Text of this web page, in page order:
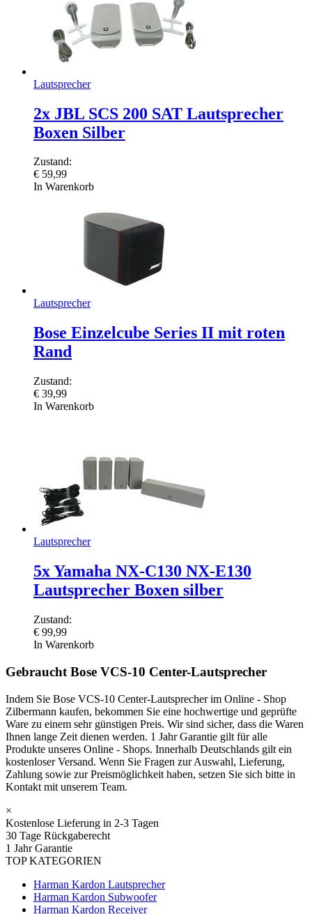
Lautsprecher
2x JBL SCS 200 SAT Lautsprecher
Boxen Silber
Zustand:
€ 59,99
In Warenkorb
Lautsprecher
Bose Einzelcube Series II mit roten
Rand
Zustand:
€ 39,99
In Warenkorb
Lautsprecher
5x Yamaha NX-C130 NX-E130
Lautsprecher Boxen silber
Zustand:
€ 99,99
In Warenkorb
Gebraucht Bose VCS-10 Center-Lautsprecher
Indem Sie Bose VCS-10 Center-Lautsprecher im Online - Shop
Zilbermann kaufen, bekommen Sie eine hochwertige und geprüfte
Ware zu einem sehr günstigen Preis. Wir sind sicher, dass die Waren
Ihnen lange Zeit dienen werden. 1 Jahr Garantie gilt für alle
Produkte unseres Online - Shops. Innerhalb Deutschlands gilt ein
kostenloser Versand. Wenn Sie Fragen zur Auswahl, Lieferung,
Zahlung sowie zur Preismöglichkeit haben, setzen Sie sich bitte in
Kontakt mit unserem Team.
×
Kostenlose Lieferung in 2-3 Tagen
30 Tage Rückgaberecht
1 Jahr Garantie
TOP KATEGORIEN
Harman Kardon Lautsprecher
Harman Kardon Subwoofer
Harman Kardon Receiver